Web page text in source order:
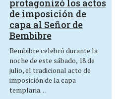
protagonizó los actos
de imposición de
capa al Señor de
Bembibre
Bembibre celebró durante la
noche de este sábado, 18 de
julio, el tradicional acto de
imposición de la capa
templaria…